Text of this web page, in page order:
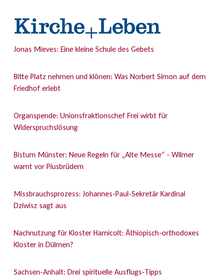
Jonas Mieves: Eine kleine Schule des Gebets
Bitte Platz nehmen und klönen: Was Norbert Simon auf dem
Friedhof erlebt
Organspende: Unionsfraktionschef Frei wirbt für
Widerspruchslösung
Bistum Münster: Neue Regeln für „Alte Messe“ - Wilmer
warnt vor Piusbrüdern
Missbrauchsprozess: Johannes-Paul-Sekretär Kardinal
Dziwisz sagt aus
Nachnutzung für Kloster Hamicolt: Äthiopisch-orthodoxes
Kloster in Dülmen?
Sachsen-Anhalt: Drei spirituelle Ausflugs-Tipps